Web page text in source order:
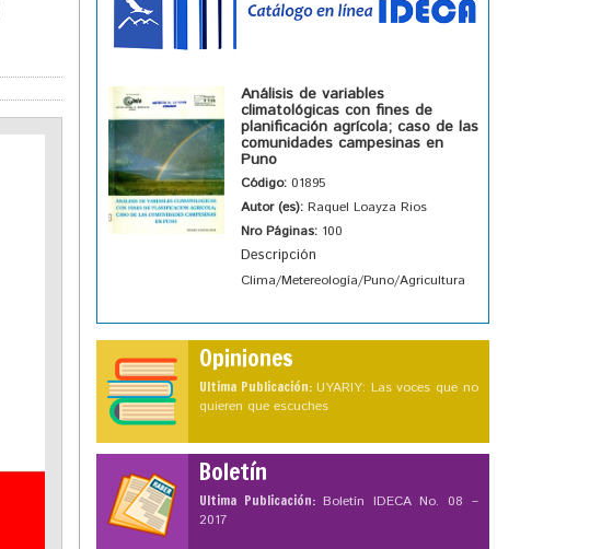
Análisis de variables
climatológicas con fines de
planificación agrícola; caso de las
comunidades campesinas en
Puno
Código: 01895
Autor (es): Raquel Loayza Rios
Nro Páginas: 100
Descripción
Clima/Metereología/Puno/Agricultura
Opiniones
Ultima Publicación: UYARIY: Las voces que no
quieren que escuches
Boletín
Ultima Publicación: Boletín IDECA No. 08 –
2017